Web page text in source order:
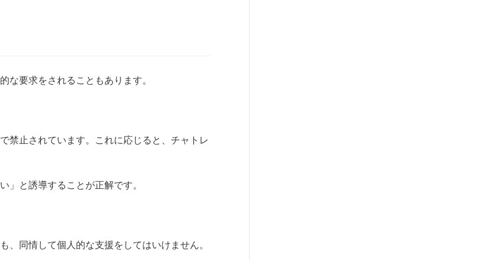
な要求をされることもあります。
禁止されています。これに応じると、チャトレ
」と誘導することが正解です。
、同情して個人的な支援をしてはいけません。